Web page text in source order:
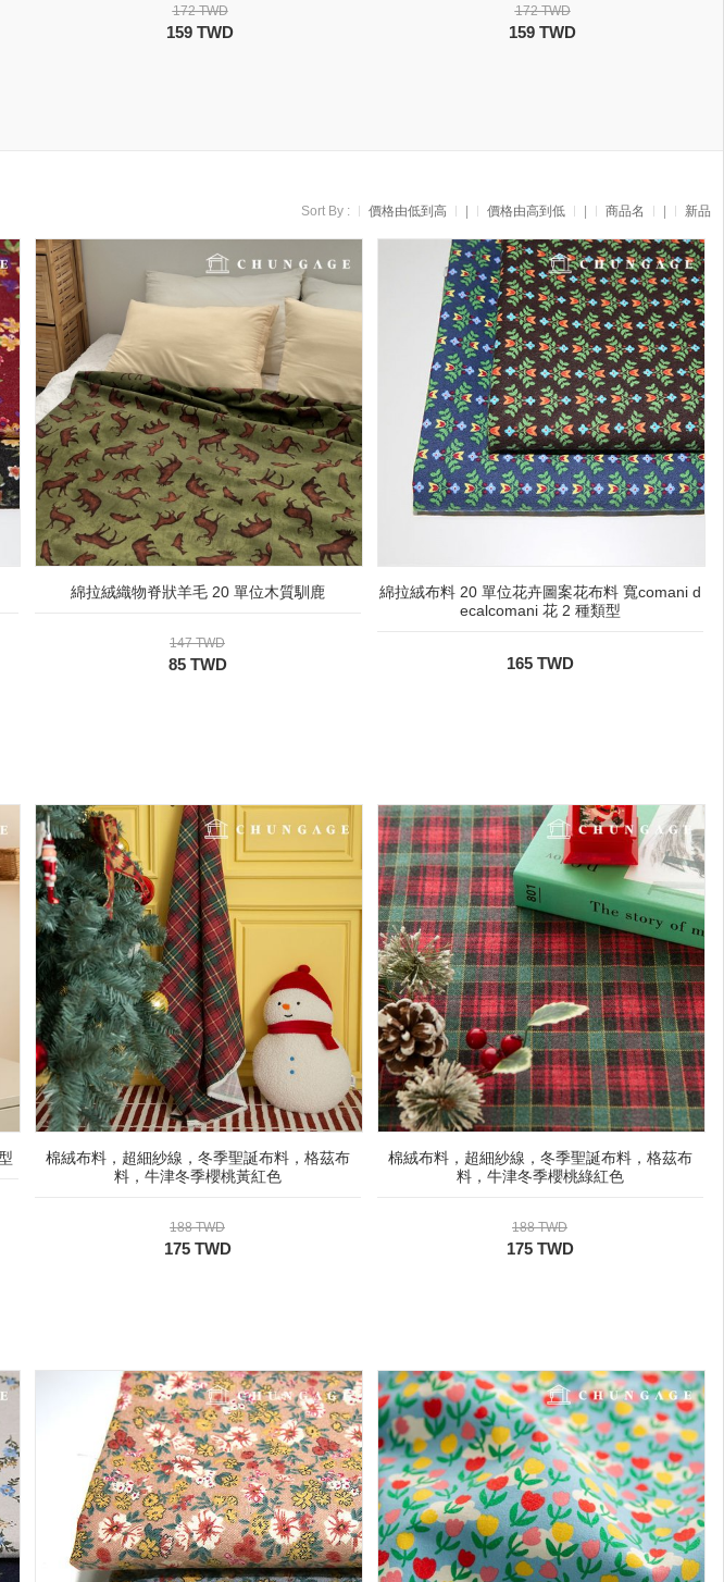
172 TWD
159 TWD
172 TWD
159 TWD
Sort By : 價格由低到高 價格由高到低 商品名 新品
綿拉絨織物脊狀羊毛 20 單位木質馴鹿
147 TWD
85 TWD
綿拉絨布料 20 單位花卉圖案花布料 寬comani d
ecalcomani 花 2 種類型
165 TWD
棉絨布料，超細紗線，冬季聖誕布料，格茲布
料，牛津冬季櫻桃黃紅色
188 TWD
175 TWD
棉絨布料，超細紗線，冬季聖誕布料，格茲布
料，牛津冬季櫻桃綠紅色
188 TWD
175 TWD